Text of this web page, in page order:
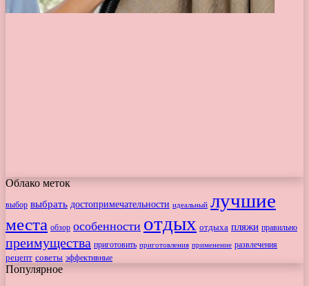
Облако меток
выбор выбрать достопримечательности идеальный лучшие
места обзор особенности отдых отдыха пляжи правильно
преимущества приготовить приготовления применение развлечения
рецепт советы эффективные
Популярное